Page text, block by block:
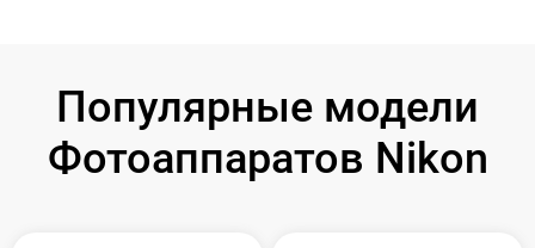
Популярные модели
Фотоаппаратов Nikon